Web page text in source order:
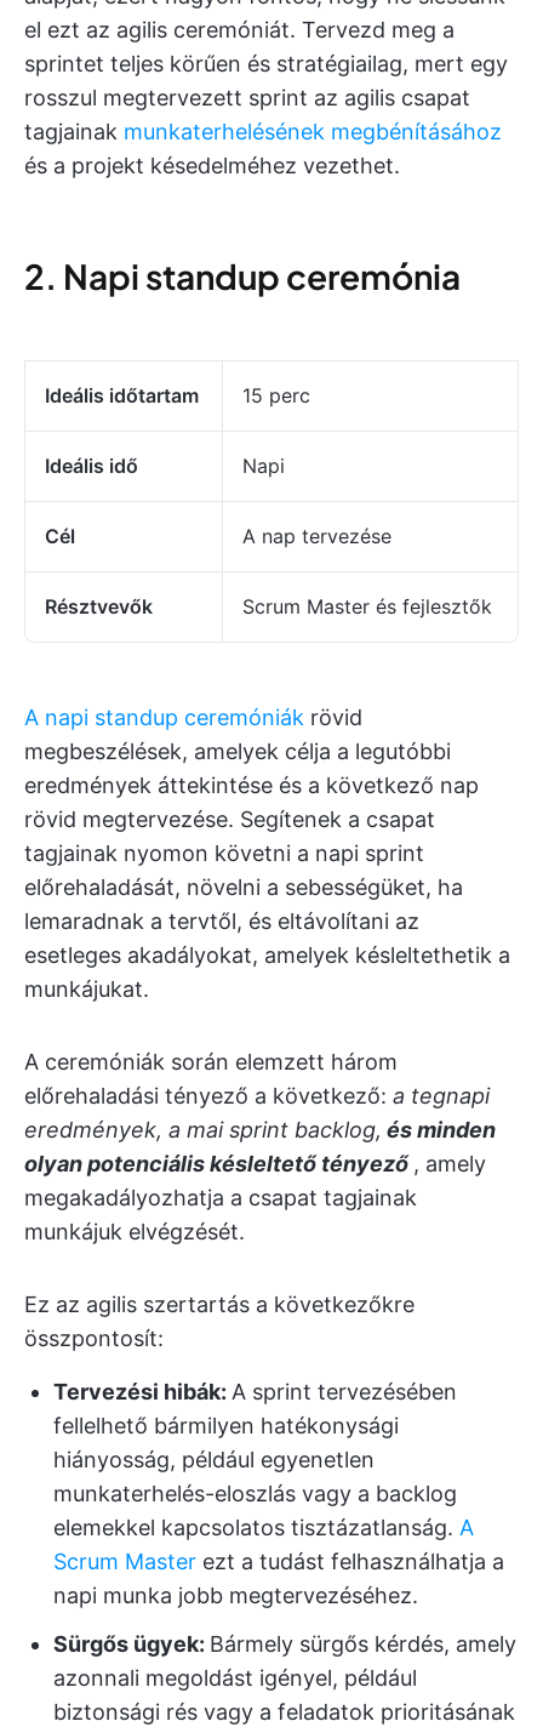
el ezt az agilis ceremóniát. Tervezd meg a
sprintet teljes körűen és stratégiailag, mert egy
rosszul megtervezett sprint az agilis csapat
tagjainak munkaterhelésének megbénításához
és a projekt késedelméhez vezethet.
2. Napi standup ceremónia
Ideális időtartam 15 perc
Ideális idő Napi
Cél A nap tervezése
Résztvevők Scrum Master és fejlesztők
A napi standup ceremóniák rövid
megbeszélések, amelyek célja a legutóbbi
eredmények áttekintése és a következő nap
rövid megtervezése. Segítenek a csapat
tagjainak nyomon követni a napi sprint
előrehaladását, növelni a sebességüket, ha
lemaradnak a tervtől, és eltávolítani az
esetleges akadályokat, amelyek késleltethetik a
munkájukat.
A ceremóniák során elemzett három
előrehaladási tényező a következő: a tegnapi
eredmények, a mai sprint backlog, és minden
olyan potenciáliskésleltető tényező , amely
megakadályozhatja a csapat tagjainak
munkájuk elvégzését.
Ez az agilis szertartás a következőkre
összpontosít:
Tervezési hibák: A sprint tervezésében
fellelhető bármilyen hatékonysági
hiányosság, például egyenetlen
munkaterhelés-eloszlás vagy a backlog
elemekkel kapcsolatos tisztázatlanság. A
Scrum Master ezt a tudást felhasználhatja a
napi munka jobb megtervezéséhez.
Sürgős ügyek: Bármely sürgős kérdés, amely
azonnali megoldást igényel, például
biztonsági rés vagy a feladatok prioritásának